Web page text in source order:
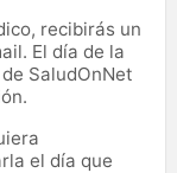
recibirás un
El día de la
SaludOnNet
el día que